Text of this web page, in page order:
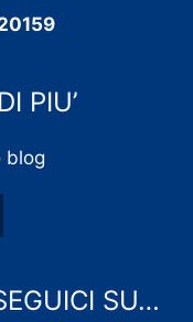
PIU’
blog
SU…